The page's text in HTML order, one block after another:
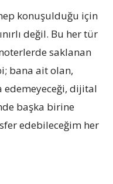
konuşulduğu için
değil. Bu her tür
saklanan
bana ait olan,
edemeyeceği, dijital
başka birine
edebileceğim her